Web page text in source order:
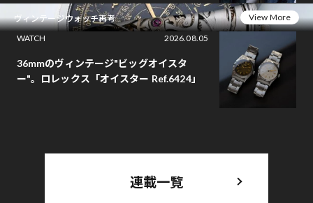
ヴィンテージウォッチ再考
View More
WATCH
2026.08.05
36mmのヴィンテージ"ビッグオイスタ
ー"。ロレックス「オイスター Ref.6424」
連載一覧